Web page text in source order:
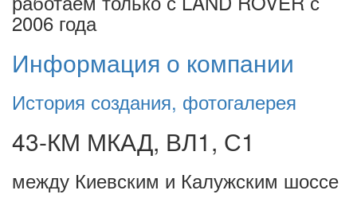
2006 года
Информация о компании
История создания, фотогалерея
43-КМ МКАД, ВЛ1, С1
между Киевским и Калужским шоссе